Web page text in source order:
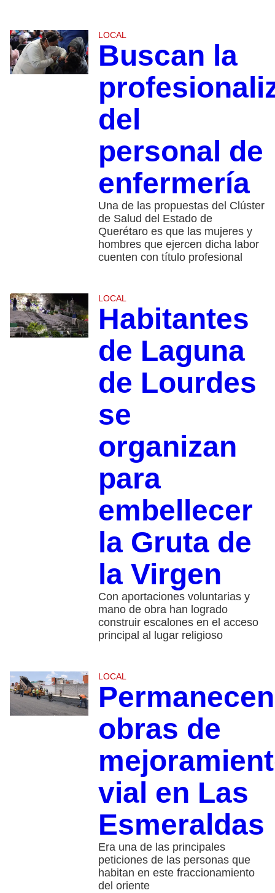
LOCAL
Buscan la
del
personal de
enfermería
Una de las propuestas del Clúster
de Salud del Estado de
Querétaro es que las mujeres y
hombres que ejercen dicha labor
cuenten con título profesional
LOCAL
Habitantes
de Laguna
de Lourdes
se
organizan
para
embellecer
la Gruta de
la Virgen
Con aportaciones voluntarias y
mano de obra han logrado
construir escalones en el acceso
principal al lugar religioso
LOCAL
Permanecen
obras de
vial en Las
Esmeraldas
Era una de las principales
peticiones de las personas que
habitan en este fraccionamiento
del oriente